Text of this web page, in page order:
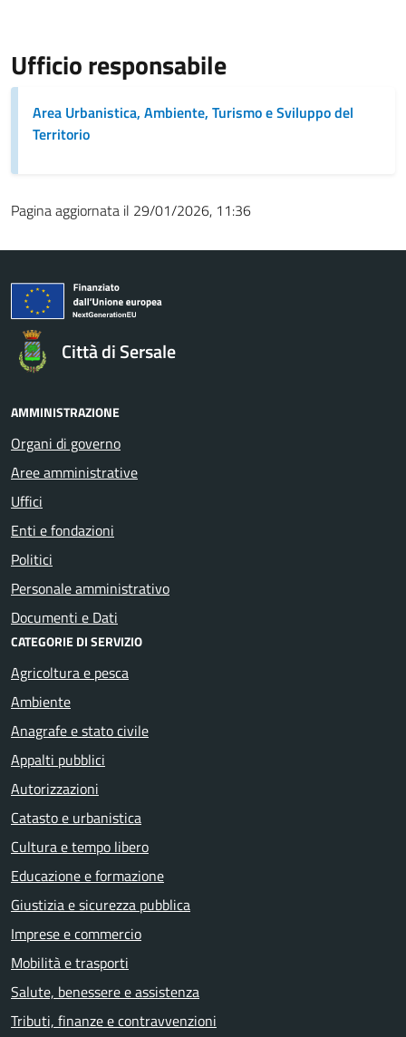
Ufficio responsabile
Area Urbanistica, Ambiente, Turismo e Sviluppo del
Territorio
Pagina aggiornata il 29/01/2026, 11:36
Città di Sersale
AMMINISTRAZIONE
Organi di governo
Aree amministrative
Uffici
Enti e fondazioni
Politici
Personale amministrativo
Documenti e Dati
CATEGORIE DI SERVIZIO
Agricoltura e pesca
Ambiente
Anagrafe e stato civile
Appalti pubblici
Autorizzazioni
Catasto e urbanistica
Cultura e tempo libero
Educazione e formazione
Giustizia e sicurezza pubblica
Imprese e commercio
Mobilità e trasporti
Salute, benessere e assistenza
Tributi, finanze e contravvenzioni